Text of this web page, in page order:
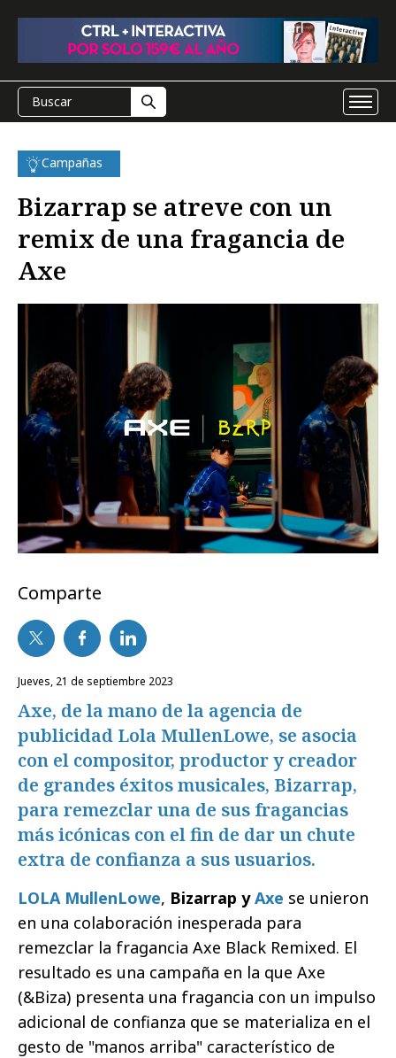
Campañas
Bizarrap se atreve con un
remix de una fragancia de
Axe
Comparte
jueves, 21 de septiembre 2023
Axe, de la mano de la agencia de
publicidad Lola MullenLowe, se asocia
con el compositor, productor y creador
de grandes éxitos musicales, Bizarrap,
para remezclar una de sus fragancias
más icónicas con el fin de dar un chute
extra de confianza a sus usuarios.
LOLA MullenLowe, Bizarrap y Axe se unieron
en una colaboración inesperada para
remezclar la fragancia Axe Black Remixed. El
resultado es una campaña en la que Axe
(&Biza) presenta una fragancia con un impulso
adicional de confianza que se materializa en el
gesto de "manos arriba" característico de